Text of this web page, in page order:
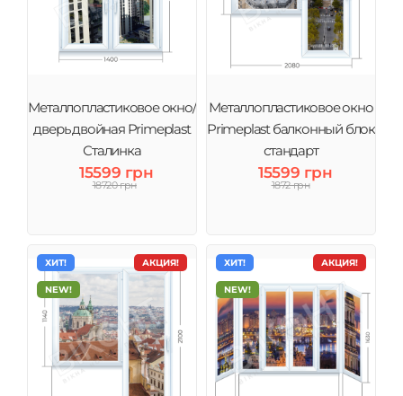
Металлопластиковое окно/
дверь двойная Primeplast
Сталинка
15599 грн
18720 грн
Металлопластиковое окно
Primeplast балконный блок
стандарт
15599 грн
1872 грн
АКЦИЯ!
ХИТ!
NEW!
АКЦИЯ!
ХИТ!
NEW!